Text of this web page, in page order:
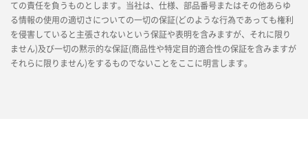
ての責任を負うものとします。当社は、仕様、部品番号またはその他あらゆ
る情報の使用の適切さについての一切の保証(どのような行為であっても権利
を侵害していると主張されないという保証や表明を含みますが、それに限り
ません)及び一切の黙示的な保証(商品性や特定目的適合性の保証を含みますが
それらに限りません)をするものでないことをここに明言します。